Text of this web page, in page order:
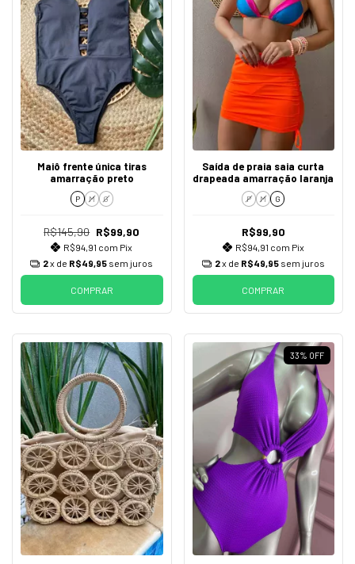
Maiô frente única tiras
amarração preto
P M G
R$145,90 R$99,90
R$94,91 com Pix
2x de R$49,95 sem juros
COMPRAR
Saída de praia saia curta
drapeada amarração laranja
P M G
R$99,90
R$94,91 com Pix
2x de R$49,95 sem juros
COMPRAR
33% OFF